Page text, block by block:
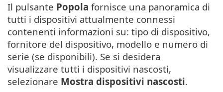
Il pulsante Popola fornisce una panoramica di
tutti i dispositivi attualmente connessi
contenenti informazioni su: tipo di dispositivo,
fornitore del dispositivo, modello e numero di
serie (se disponibili). Se si desidera
visualizzare tutti i dispositivi nascosti,
selezionare Mostra dispositivi nascosti.